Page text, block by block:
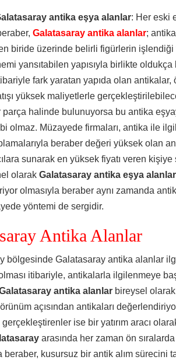
antika eşya alanlar: Her eski
Galatasaray antika alanlar;
biride üzerinde belirli figürlerin
yansıtabilen yapısıyla birlikte
fark yaratan yapıda olan antikalar,
yüksek maliyetlerle
parça halinde bulunuyorsa bu antika
olmaz. Müzayede firmaları, antika ile
beraber değeri yüksek olan
sunarak en yüksek fiyatı veren kişiye
olarak Galatasaray antika eşya alanlar
olmasıyla beraber aynı zamanda
yöntemi de sergidir.
Antika Alanlar
bölgesinde Galatasaray antika alanlar
itibariyle, antikalarla ilgilenmeye
antika alanlar bireysel olarak
açısından antikaları
gerçekleştirenler ise bir yatırım aracı
arasında her zaman ön
beraber, kusursuz bir antik alım sürecini